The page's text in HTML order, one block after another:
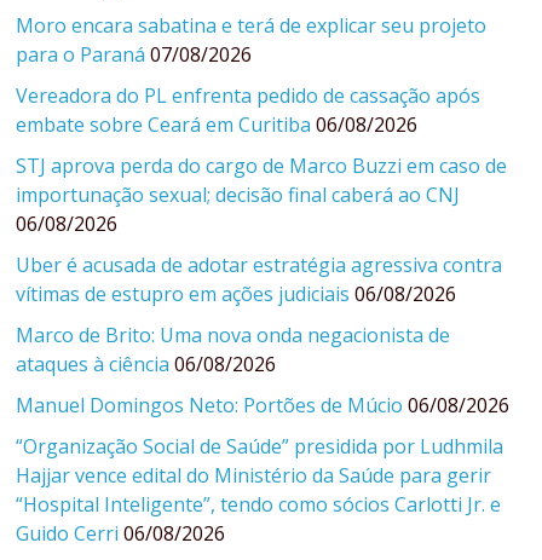
Moro encara sabatina e terá de explicar seu projeto
para o Paraná 07/08/2026
Vereadora do PL enfrenta pedido de cassação após
embate sobre Ceará em Curitiba 06/08/2026
STJ aprova perda do cargo de Marco Buzzi em caso de
importunação sexual; decisão final caberá ao CNJ
06/08/2026
Uber é acusada de adotar estratégia agressiva contra
vítimas de estupro em ações judiciais 06/08/2026
Marco de Brito: Uma nova onda negacionista de
ataques à ciência 06/08/2026
Manuel Domingos Neto: Portões de Múcio 06/08/2026
“Organização Social de Saúde” presidida por Ludhmila
Hajjar vence edital do Ministério da Saúde para gerir
“Hospital Inteligente”, tendo como sócios Carlotti Jr. e
Guido Cerri 06/08/2026